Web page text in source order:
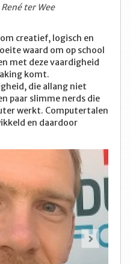
ter Wee
creatief, logisch en
waard om op school
met deze vaardigheid
komt.
die allang niet
paar slimme nerds die
werkt. Computertalen
en daardoor